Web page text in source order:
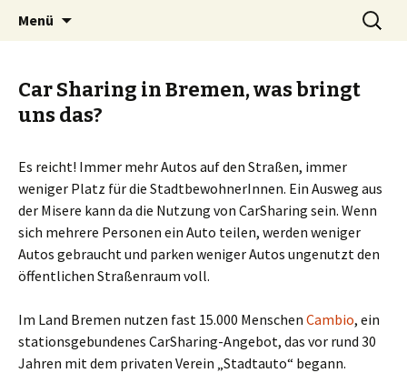
BREMENIZE
Menü
Suchen
nach:
Car Sharing in Bremen, was bringt
uns das?
Es reicht! Immer mehr Autos auf den Straßen, immer
weniger Platz für die StadtbewohnerInnen. Ein Ausweg aus
der Misere kann da die Nutzung von CarSharing sein. Wenn
sich mehrere Personen ein Auto teilen, werden weniger
Autos gebraucht und parken weniger Autos ungenutzt den
öffentlichen Straßenraum voll.
Im Land Bremen nutzen fast 15.000 Menschen Cambio, ein
stationsgebundenes CarSharing-Angebot, das vor rund 30
Jahren mit dem privaten Verein „Stadtauto“ begann.